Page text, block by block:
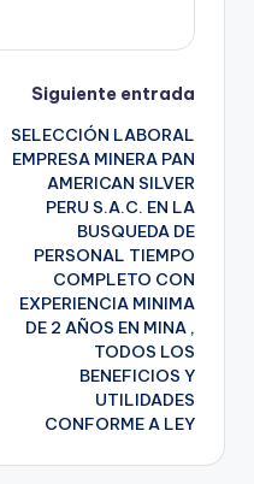
Siguiente entrada
SELECCIÓN LABORAL
EMPRESA MINERA PAN
AMERICAN SILVER
PERU S.A.C. EN LA
BUSQUEDA DE
PERSONAL TIEMPO
COMPLETO CON
EXPERIENCIA MINIMA
DE 2 AÑOS EN MINA ,
TODOS LOS
BENEFICIOS Y
UTILIDADES
CONFORME A LEY